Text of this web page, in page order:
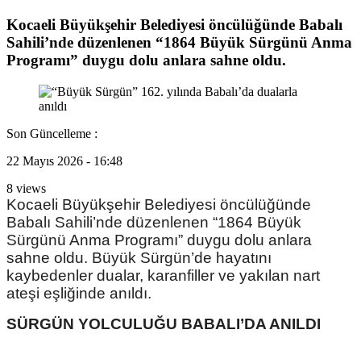
Kocaeli Büyükşehir Belediyesi öncülüğünde Babalı
Sahili’nde düzenlenen “1864 Büyük Sürgünü Anma
Programı” duygu dolu anlara sahne oldu.
Son Güncelleme :
22 Mayıs 2026 - 16:48
8 views
Kocaeli Büyükşehir Belediyesi öncülüğünde
Babalı Sahili’nde düzenlenen “1864 Büyük
Sürgünü Anma Programı” duygu dolu anlara
sahne oldu. Büyük Sürgün’de hayatını
kaybedenler dualar, karanfiller ve yakılan nart
ateşi eşliğinde anıldı.
SÜRGÜN YOLCULUĞU BABALI’DA ANILDI